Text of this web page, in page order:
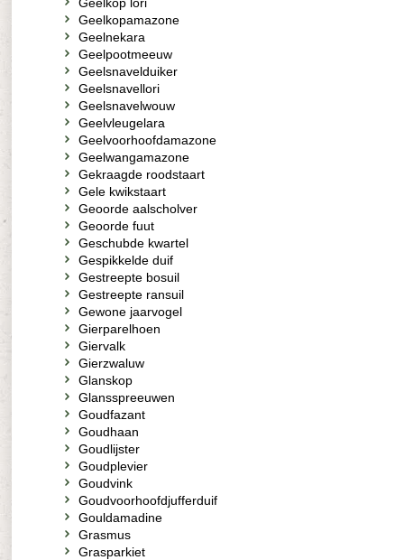
Geelkopamazone
Geelnekara
Geelpootmeeuw
Geelsnavelduiker
Geelsnavellori
Geelsnavelwouw
Geelvleugelara
Geelvoorhoofdamazone
Geelwangamazone
Gekraagde roodstaart
Gele kwikstaart
Geoorde aalscholver
Geoorde fuut
Geschubde kwartel
Gespikkelde duif
Gestreepte bosuil
Gestreepte ransuil
Gewone jaarvogel
Gierparelhoen
Giervalk
Gierzwaluw
Glanskop
Glansspreeuwen
Goudfazant
Goudhaan
Goudlijster
Goudplevier
Goudvink
Goudvoorhoofdjufferduif
Gouldamadine
Grasmus
Grasparkiet